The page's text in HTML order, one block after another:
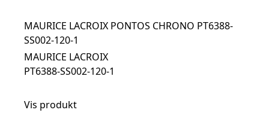
MAURICE LACROIX PONTOS CHRONO PT6388-
SS002-120-1
MAURICE LACROIX
PT6388-SS002-120-1
Vis produkt